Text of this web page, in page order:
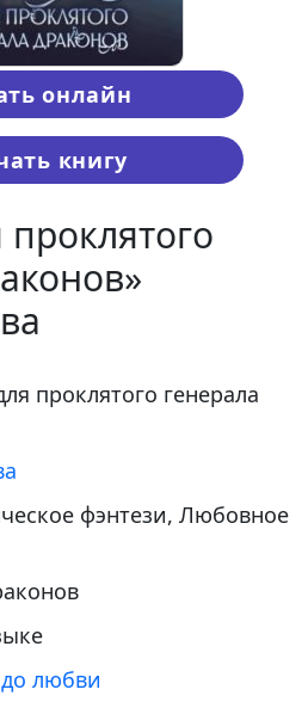
онлайн
книгу
проклятого генерала
фэнтези, Любовное
любви